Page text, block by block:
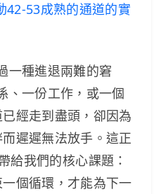
42-53成熟的通道的實
一種進退兩難的窘
、一份工作，或一個
經走到盡頭，卻因為
遲遲無法放手。這正
給我們的核心課題：
個循環，才能為下一